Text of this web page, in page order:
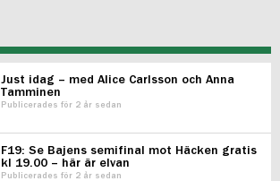
Just idag – med Alice Carlsson och Anna
Tamminen
Publicerades för 2 år sedan
F19: Se Bajens semifinal mot Häcken gratis
kl 19.00 – här är elvan
Publicerades för 2 år sedan